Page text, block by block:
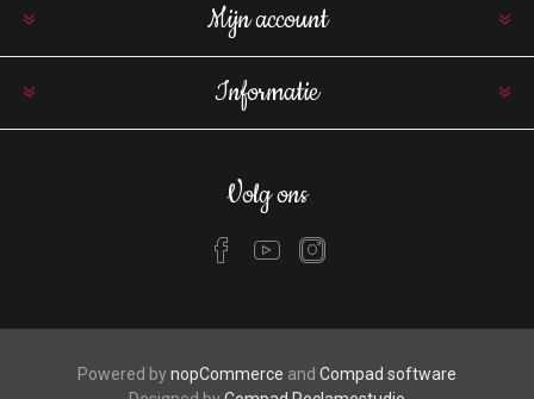
Mijn account
Informatie
Volg ons
Powered bynopCommerce and Compad software